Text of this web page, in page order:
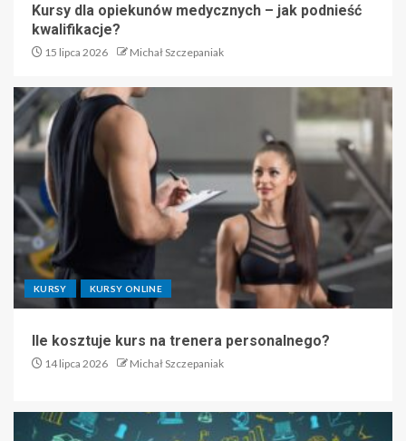
Kursy dla opiekunów medycznych – jak podnieść
kwalifikacje?
15 lipca 2026 Michał Szczepaniak
KURSY KURSY ONLINE
Ile kosztuje kurs na trenera personalnego?
14 lipca 2026 Michał Szczepaniak